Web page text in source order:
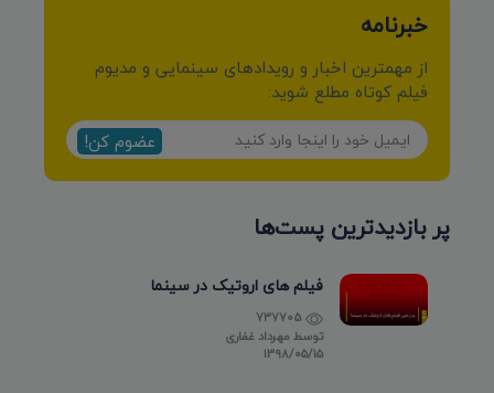
خبرنامه
از مهمترین اخبار و رویدادهای سینمایی و مدیوم
فیلم کوتاه مطلع شوید:
عضوم کن!
پر بازدیدترین پست‌ها
فیلم های اروتیک در سینما
توسط مهرداد غفاری
۱۳۹۸/۰۵/۱۵